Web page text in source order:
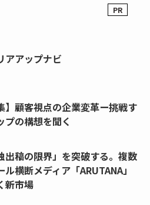
アアップナビ
】顧客視点の企業変革ー挑戦す
プの構想を聞く
出稿の限界」を突破する。複数
ル横断メディア「ARUTANA」
新市場